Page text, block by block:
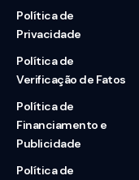
Política de
Privacidade
Política de
Verificação de Fatos
Política de
Financiamento e
Publicidade
Política de